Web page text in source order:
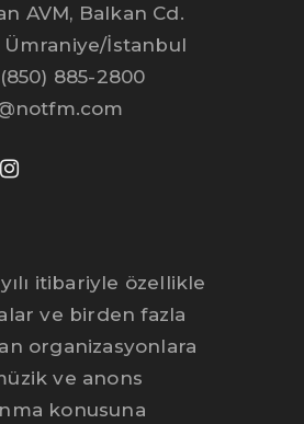
AVM, Balkan Cd.
Ümraniye/İstanbul
885-2800
itibariyle özellikle
ve birden fazla
organizasyonlara
ve anons
konusuna
Can